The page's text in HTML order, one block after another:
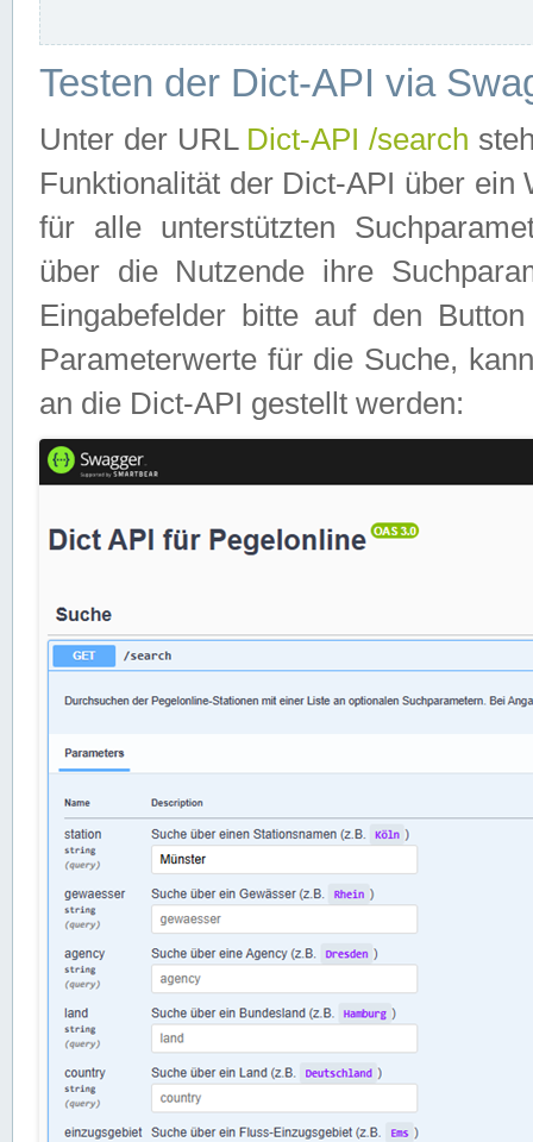
Testen der Dict-API via
Unter der URL Dict-API /search
Funktionalität der Dict-API über
für alle unterstützten
über die Nutzende ihre
Eingabefelder bitte auf den
Parameterwerte für die Suche,
an die Dict-API gestellt werden: